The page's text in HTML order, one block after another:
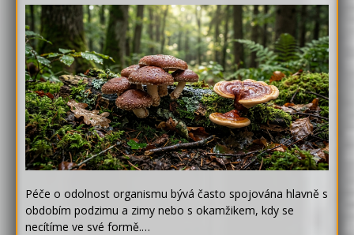
Péče o odolnost organismu bývá často spojována hlavně s
obdobím podzimu a zimy nebo s okamžikem, kdy se
necítíme ve své formě.…